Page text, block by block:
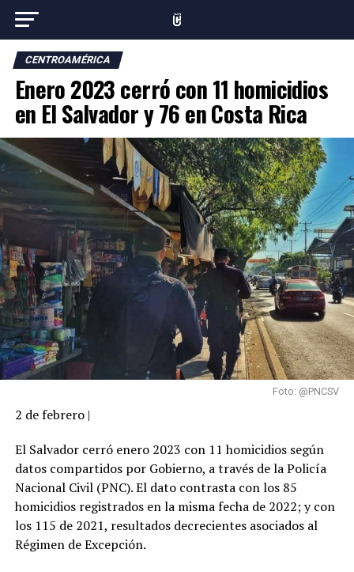
CENTROAMÉRICA
Enero 2023 cerró con 11 homicidios
en El Salvador y 76 en Costa Rica
Foto: @PNCSV
2 de febrero |
El Salvador cerró enero 2023 con 11 homicidios según
datos compartidos por Gobierno, a través de la Policía
Nacional Civil (PNC). El dato contrasta con los 85
homicidios registrados en la misma fecha de 2022; y con
los 115 de 2021, resultados decrecientes asociados al
Régimen de Excepción.